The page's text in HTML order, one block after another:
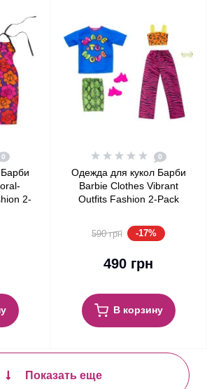
0
2-
0
Одежда для кукол Барби
Barbie Clothes Vibrant
Outfits Fashion 2-Pack
590 грн -17%
490 грн
В корзину
Показать еще